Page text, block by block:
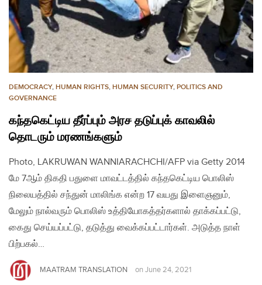
DEMOCRACY, HUMAN RIGHTS, HUMAN SECURITY, POLITICS AND
GOVERNANCE
கந்தகெட்டிய தீர்ப்பும் அரச தடுப்புக் காவலில்
தொடரும் மரணங்களும்
Photo, LAKRUWAN WANNIARACHCHI/AFP via Getty 2014
மே 7ஆம் திகதி பதுளை மாவட்டத்தில் கந்தகெட்டிய பொலிஸ்
நிலையத்தில் சந்துன் மாலிங்க என்ற 17 வயது இளைஞனும்,
மேலும் நால்வரும் பொலிஸ் உத்தியோகத்தர்களால் தாக்கப்பட்டு,
கைது செய்யப்பட்டு, தடுத்து வைக்கப்பட்டார்கள். அடுத்த நாள்
பிற்பகல்…
MAATRAM TRANSLATION on June 24, 2021